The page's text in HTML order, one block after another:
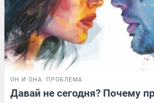
ОН И ОНА ПРОБЛЕМА
Давай не сегодня? Почему